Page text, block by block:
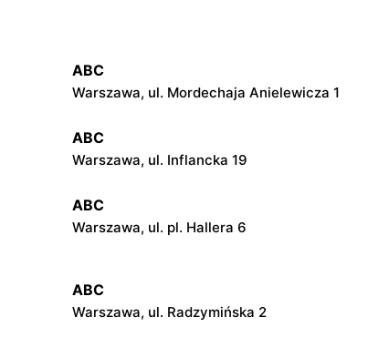
ABC
Warszawa, ul. Mordechaja Anielewicza 1
ABC
Warszawa, ul. Inflancka 19
ABC
Warszawa, ul. pl. Hallera 6
ABC
Warszawa, ul. Radzymińska 2